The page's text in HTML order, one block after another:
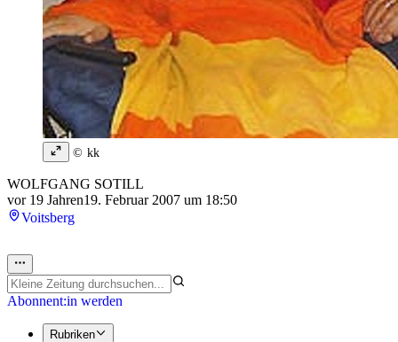
© kk
WOLFGANG SOTILL
vor 19 Jahren19. Februar 2007 um 18:50
Voitsberg
Abonnent:in werden
Rubriken